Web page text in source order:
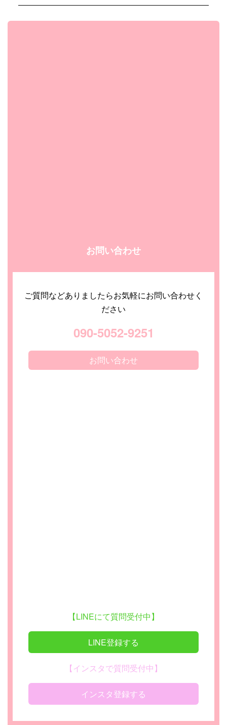
お問い合わせ
ご質問などありましたらお気軽にお問い合わせく
ださい
090-5052-9251
お問い合わせ
【LINEにて質問受付中】
LINE登録する
【インスタで質問受付中】
インスタ登録する